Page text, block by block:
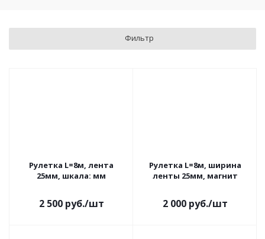
Фильтр
Рулетка L=8м, лента
25мм, шкала: мм
2 500руб./шт
Рулетка L=8м, ширина
ленты 25мм, магнит
2 000руб./шт